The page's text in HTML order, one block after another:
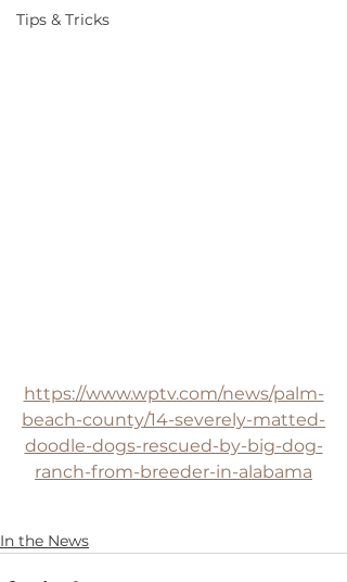
Tips & Tricks
https://www.wptv.com/news/palm-
beach-county/14-severely-matted-
doodle-dogs-rescued-by-big-dog-
ranch-from-breeder-in-alabama
In the News